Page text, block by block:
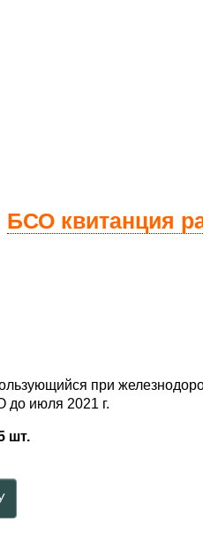
БСО квитанция
при
до июля 2021 г.
шт.